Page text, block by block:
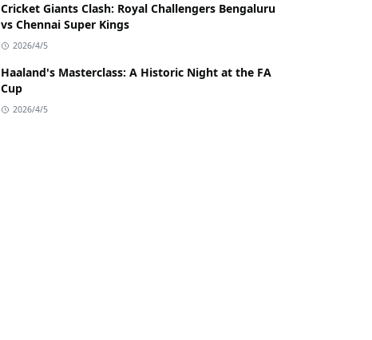
Cricket Giants Clash: Royal Challengers Bengaluru
vs Chennai Super Kings
2026/4/5
Haaland's Masterclass: A Historic Night at the FA
Cup
2026/4/5